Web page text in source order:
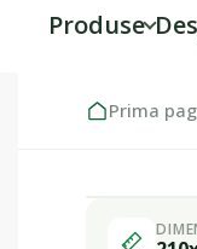
Produse
Prima